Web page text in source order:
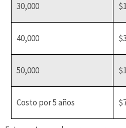
30,000
40,000
50,000
Costo por 5 años